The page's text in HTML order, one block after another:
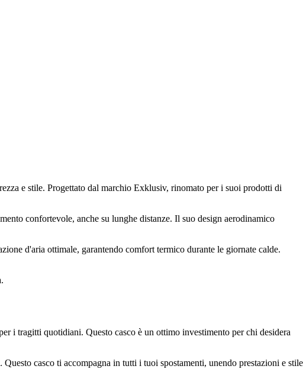
e stile. Progettato dal marchio Exklusiv, rinomato per i suoi prodotti di
confortevole, anche su lunghe distanze. Il suo design aerodinamico
d'aria ottimale, garantendo comfort termico durante le giornate calde.
i tragitti quotidiani. Questo casco è un ottimo investimento per chi desidera
casco ti accompagna in tutti i tuoi spostamenti, unendo prestazioni e stile